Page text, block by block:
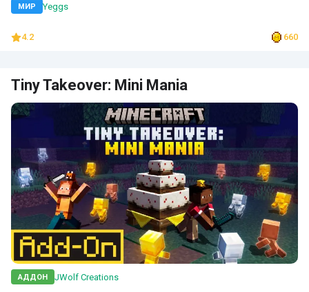
МИР Yeggs
4.2 660
Tiny Takeover: Mini Mania
АДДОН JWolf Creations